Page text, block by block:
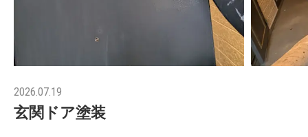
2026.07.19
玄関ドア塗装